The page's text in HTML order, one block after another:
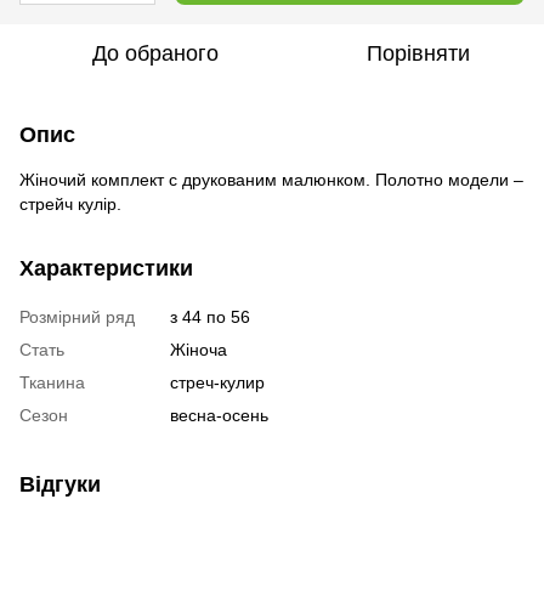
До обраного Порівняти
Опис
Жіночий комплект с друкованим малюнком. Полотно модели –
стрейч кулір.
Характеристики
Розмірний ряд
з 44 по 56
Стать
Жіноча
Тканина
стреч-кулир
Сезон
весна-осень
Відгуки